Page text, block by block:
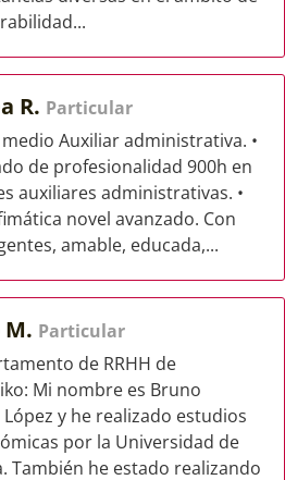
R. Particular
medio Auxiliar administrativa. •
de profesionalidad 900h en
auxiliares administrativas. •
novel avanzado. Con
amable, educada,...
Particular
de RRHH de
Mi nombre es Bruno
López y he realizado estudios
por la Universidad de
También he estado realizando